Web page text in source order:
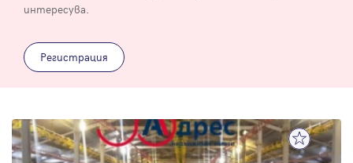
интересува.
Регистрация